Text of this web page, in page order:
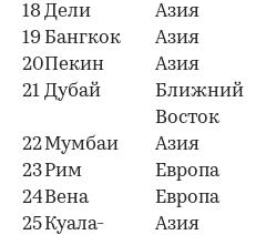
18 Дели Азия
19 Бангкок Азия
20Пекин Азия
21 Дубай
Ближний
Восток
22Мумбаи Азия
23Рим Европа
24Вена Европа
25Куала-
Азия